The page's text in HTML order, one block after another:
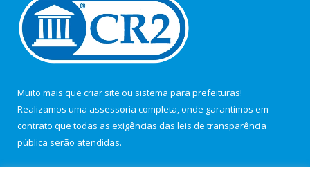
Muito mais que criar site ou sistema para prefeituras!
Realizamos uma assessoria completa, onde garantimos em
contrato que todas as exigências das leis de transparência
pública serão atendidas.